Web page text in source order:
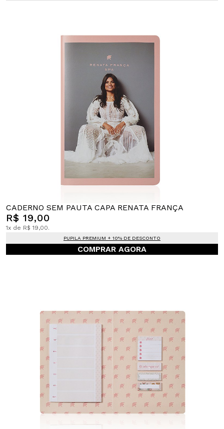
CADERNO SEM PAUTA CAPA RENATA FRANÇA
R$ 19,00
1x de R$ 19,00.
PUPILA PREMIUM + 10% DE DESCONTO
COMPRAR AGORA